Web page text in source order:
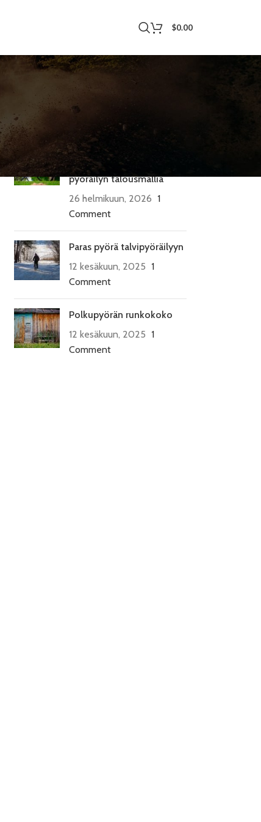
$0.00
VIIMEISIMMÄT KIRJOITUKSET
Kuinka uhkapeliraha
muuttaa ammattimaisen
pyöräilyn talousmallia
26 helmikuun, 2026 1
Comment
Paras pyörä talvipyöräilyyn
12 kesäkuun, 2025 1
Comment
Polkupyörän runkokoko
12 kesäkuun, 2025 1
Comment